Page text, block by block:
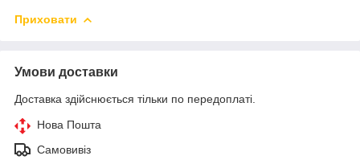
Приховати
Умови доставки
Доставка здійснюється тільки по передоплаті.
Нова Пошта
Самовивіз